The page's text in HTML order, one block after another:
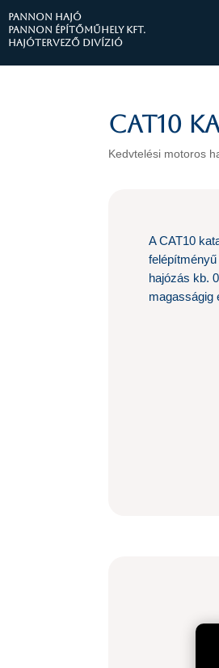
PANNON HAJÓ
Pannon Építőműhely Kft.
Hajótervező divízió
CAT10
Kedvtelési motoros
A CAT10
hajózás kb.
magasságig